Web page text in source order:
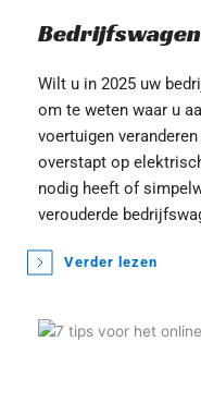
Wilt u in 2025 uw
om te weten waar u
voertuigen
overstapt op
nodig heeft of
verouderde
Verder lezen